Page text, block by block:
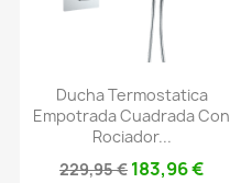
Ducha Termostatica
Empotrada Cuadrada Con
Rociador...
229,95 € 183,96 €